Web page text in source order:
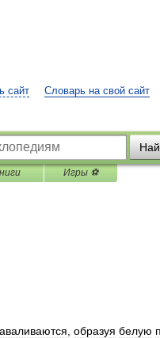
сайт Словарь на свой сайт
Игры ⚽
образуя белую